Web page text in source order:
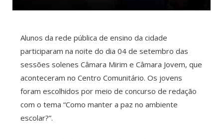
Alunos da rede pública de ensino da cidade
participaram na noite do dia 04 de setembro das
sessões solenes Câmara Mirim e Câmara Jovem, que
aconteceram no Centro Comunitário. Os jovens
foram escolhidos por meio de concurso de redação
com o tema “Como manter a paz no ambiente
escolar?”.